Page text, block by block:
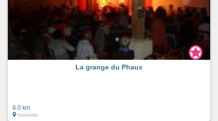
La grange du Phaux
6.0 km
Noirétable